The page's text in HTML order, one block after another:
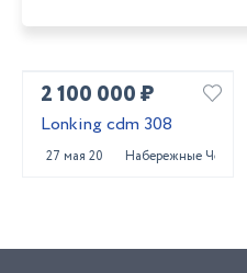
2 100 000 ₽
Lonking cdm 308
27 мая 2023 Набережные Челны